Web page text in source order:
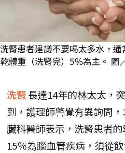
洗腎患者建議不要喝太多水，
乾體重（洗腎完）5％為主。 圖
洗腎長達14年的林太太，
到，護理師警覺有異詢問
臟科醫師表示，洗腎患者
15％為腦血管疾病，須從